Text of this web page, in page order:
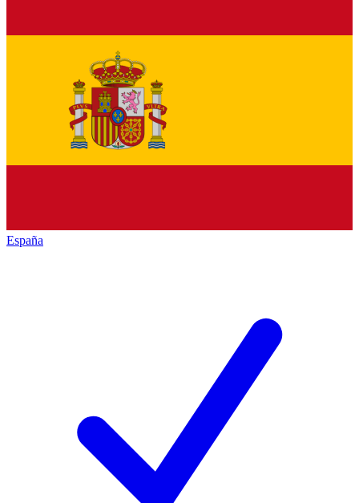
España